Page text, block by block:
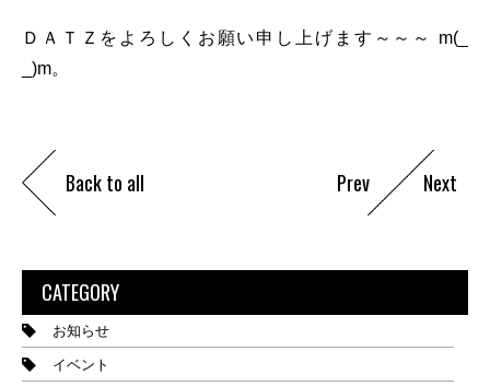
ＤＡＴＺをよろしくお願い申し上げます～～～ m(_
_)m。
Back to all Prev Next
CATEGORY
お知らせ
イベント